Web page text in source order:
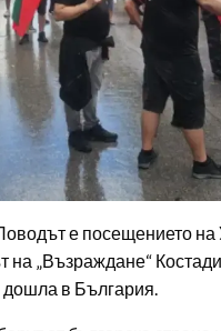
е посещението
„Възраждане“
в България.